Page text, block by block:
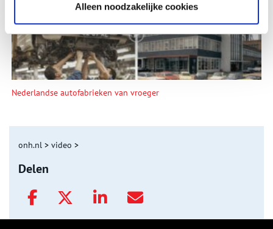
Alleen noodzakelijke cookies
Nederlandse autofabrieken van vroeger
onh.nl > video >
Delen